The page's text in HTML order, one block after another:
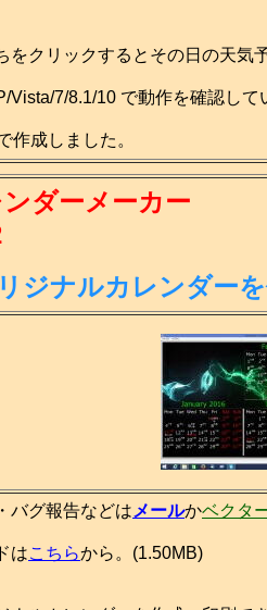
クリックするとその日の天気
7/8.1/10 で動作を確認して
成しました。
ダーメーカー
ジナルカレンダー
バグ報告などは メールかベクタ
はこちらから。(1.50MB)